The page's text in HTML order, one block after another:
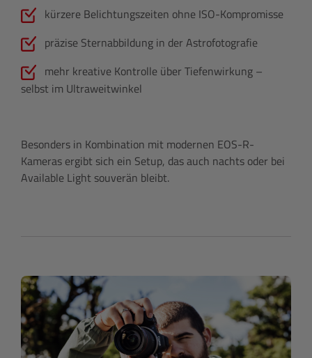
kürzere Belichtungszeiten ohne ISO-Kompromisse
präzise Sternabbildung in der Astrofotografie
mehr kreative Kontrolle über Tiefenwirkung –
selbst im Ultraweitwinkel
Besonders in Kombination mit modernen EOS-R-
Kameras ergibt sich ein Setup, das auch nachts oder bei
Available Light souverän bleibt.